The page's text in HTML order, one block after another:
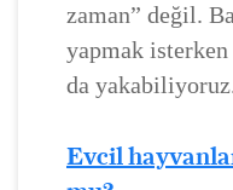
zaman” değil.
yapmak isterken
da
Evcil